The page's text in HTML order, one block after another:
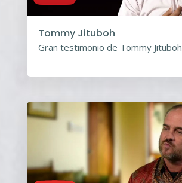
Tommy Jituboh
Gran testimonio de Tommy Jituboh